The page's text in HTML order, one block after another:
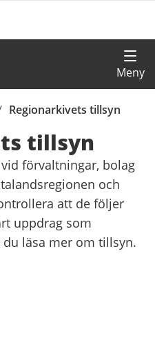
Regionarkivets tillsyn
tillsyn
förvaltningar, bolag
och
att de följer
uppdrag som
läsa mer om tillsyn.